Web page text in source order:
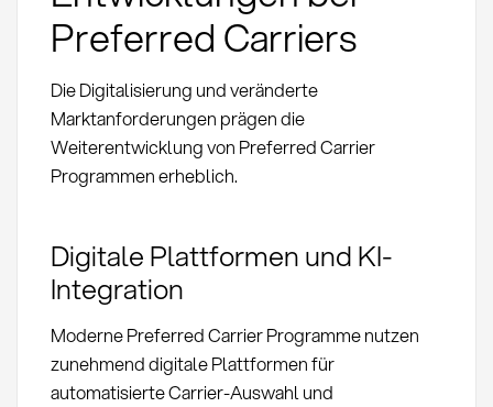
Preferred Carriers
Die Digitalisierung und veränderte
Marktanforderungen prägen die
Weiterentwicklung von Preferred Carrier
Programmen erheblich.
Digitale Plattformen und KI-
Integration
Moderne Preferred Carrier Programme nutzen
zunehmend digitale Plattformen für
automatisierte Carrier-Auswahl und